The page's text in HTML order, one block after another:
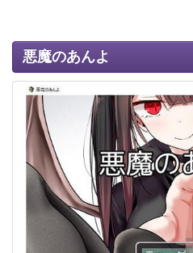
悪魔のあんよ